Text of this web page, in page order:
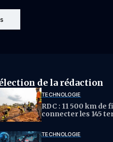
de la rédaction
TECHNOLOGIE
RDC : 11 500 km de
connecter les 145
TECHNOLOGIE